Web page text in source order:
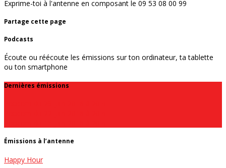
Exprime-toi à l'antenne en composant le 09 53 08 00 99
Partage cette page
Podcasts
Écoute ou réécoute les émissions sur ton ordinateur, ta tablette
ou ton smartphone
Dernières émissions
Émissions à l’antenne
Happy Hour